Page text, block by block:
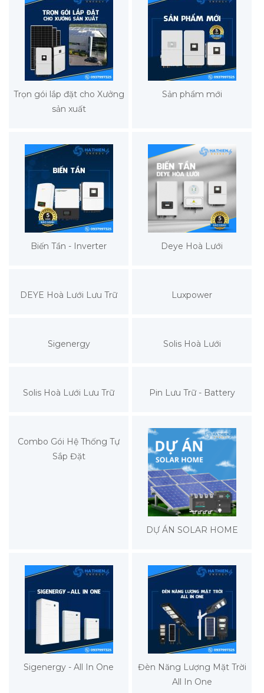
Trọn gói lắp đặt cho Xưởng
sản xuất
Sản phẩm mới
Biến Tần - Inverter Deye Hoà Lưới
DEYE Hoà Lưới Lưu Trữ Luxpower
Sigenergy Solis Hoà Lưới
Solis Hoà Lưới Lưu Trữ Pin Lưu Trữ - Battery
Combo Gói Hệ Thống Tự
Sắp Đặt
DỰ ÁN SOLAR HOME
Sigenergy - All In One
Đèn Năng Lượng Mặt Trời
All In One